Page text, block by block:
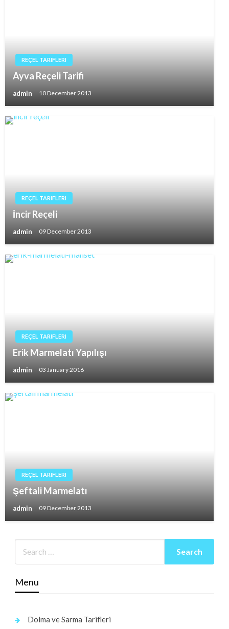
REÇEL TARIFLERI
Ayva Reçeli Tarifi
admin 10 December 2013
REÇEL TARIFLERI
İncir Reçeli
admin 09 December 2013
REÇEL TARIFLERI
Erik Marmelatı Yapılışı
admin 03 January 2016
REÇEL TARIFLERI
Şeftali Marmelatı
admin 09 December 2013
Menu
Dolma ve Sarma Tarifleri